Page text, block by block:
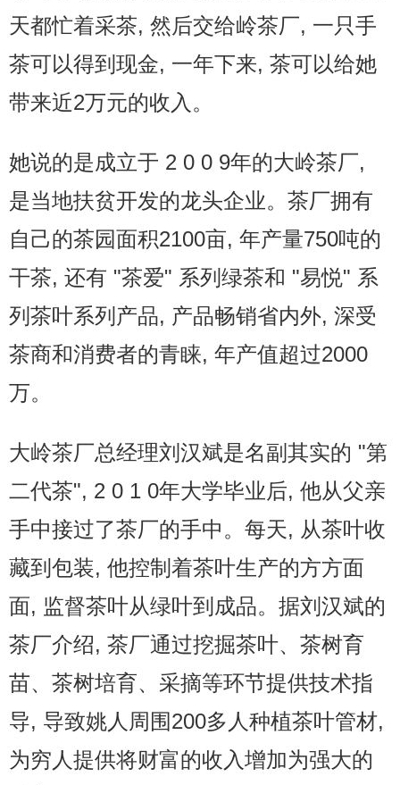
天都忙着采茶, 然后交给岭茶厂, 一只手
茶可以得到现金, 一年下来, 茶可以给她
带来近2万元的收入。
她说的是成立于 2 0 0 9年的大岭茶厂,
是当地扶贫开发的龙头企业。茶厂拥有
自己的茶园面积2100亩, 年产量750吨的
干茶, 还有 "茶爱" 系列绿茶和 "易悦" 系
列茶叶系列产品, 产品畅销省内外, 深受
茶商和消费者的青睐, 年产值超过2000
万。
大岭茶厂总经理刘汉斌是名副其实的 "第
二代茶", 2 0 1 0年大学毕业后, 他从父亲
手中接过了茶厂的手中。每天, 从茶叶收
藏到包装, 他控制着茶叶生产的方方面
面, 监督茶叶从绿叶到成品。据刘汉斌的
茶厂介绍, 茶厂通过挖掘茶叶、茶树育
苗、茶树培育、采摘等环节提供技术指
导, 导致姚人周围200多人种植茶叶管材,
为穷人提供将财富的收入增加为强大的